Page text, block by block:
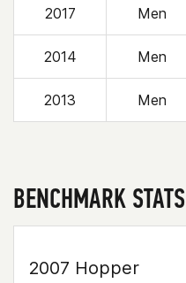
2017 Men
2014 Men
2013 Men
BENCHMARK STATS
2007 Hopper